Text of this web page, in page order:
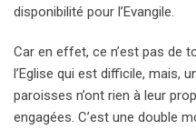
disponibilité pour l’Evangile.
Car en effet, ce n’est pas de
l’Eglise qui est difficile, mais,
paroisses n’ont rien à leur
engagées. C’est une double